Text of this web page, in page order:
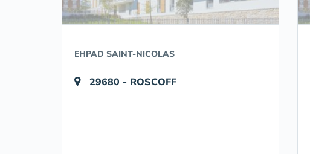
EHPAD SAINT-NICOLAS
29680 - ROSCOFF